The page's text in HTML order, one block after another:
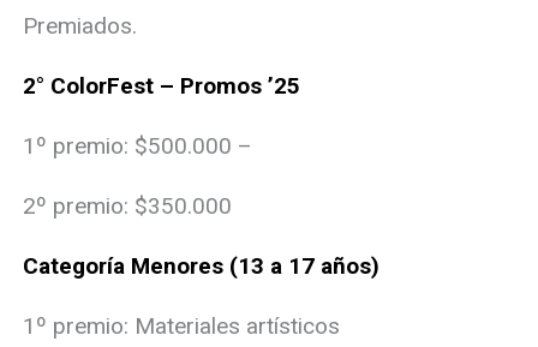
Premiados.
2° ColorFest – Promos ’25
1º premio: $500.000 –
2º premio: $350.000
Categoría Menores (13 a 17 años)
1º premio: Materiales artísticos